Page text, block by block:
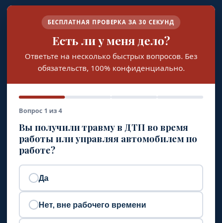
БЕСПЛАТНАЯ ПРОВЕРКА ЗА 30 СЕКУНД
Есть ли у меня дело?
Ответьте на несколько быстрых вопросов. Без
обязательств, 100% конфиденциально.
Вопрос 1 из 4
Вы получили травму в ДТП во время
работы или управляя автомобилем по
работе?
Да
Нет, вне рабочего времени